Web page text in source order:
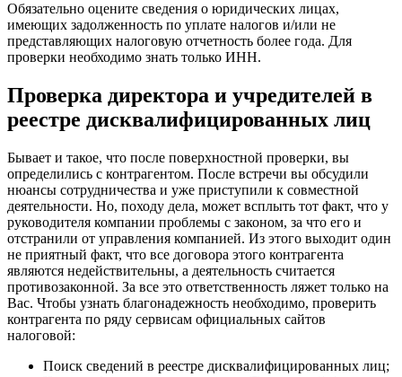
Обязательно оцените сведения о юридических лицах,
имеющих задолженность по уплате налогов и/или не
представляющих налоговую отчетность более года. Для
проверки необходимо знать только ИНН.
Проверка директора и учредителей в
реестре дисквалифицированных лиц
Бывает и такое, что после поверхностной проверки, вы
определились с контрагентом. После встречи вы обсудили
нюансы сотрудничества и уже приступили к совместной
деятельности. Но, походу дела, может всплыть тот факт, что у
руководителя компании проблемы с законом, за что его и
отстранили от управления компанией. Из этого выходит один
не приятный факт, что все договора этого контрагента
являются недействительны, а деятельность считается
противозаконной. За все это ответственность ляжет только на
Вас. Чтобы узнать благонадежность необходимо, проверить
контрагента по ряду сервисам официальных сайтов
налоговой:
Поиск сведений в реестре дисквалифицированных лиц;